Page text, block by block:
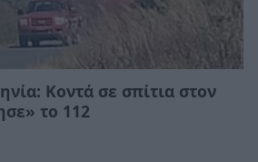
Κοντά σε σπίτια στον
το 112